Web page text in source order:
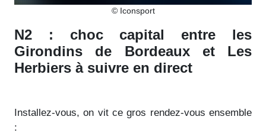
© Iconsport
N2 : choc capital entre les
Girondins de Bordeaux et Les
Herbiers à suivre en direct
Installez-vous, on vit ce gros rendez-vous ensemble
: